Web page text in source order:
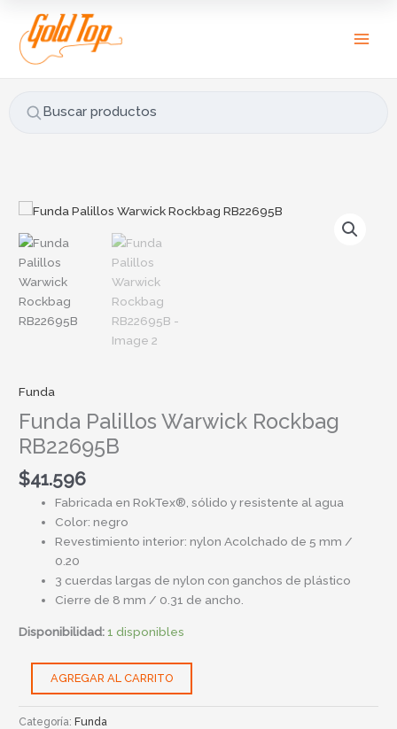
contenido
Buscar productos
u
s
r
Funda
Funda Palillos Warwick Rockbag
RB22695B
$41.596
Fabricada en RokTex®, sólido y resistente al agua
Color: negro
Revestimiento interior: nylon Acolchado de 5 mm /
0.20
3 cuerdas largas de nylon con ganchos de plástico
Cierre de 8 mm / 0.31 de ancho.
Disponibilidad:1 disponibles
Funda
Warwick
Rockbag
RB22695B
cantidad
AGREGAR AL CARRITO
Categoría:Funda